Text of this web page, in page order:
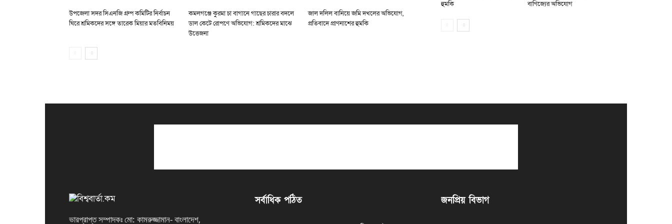
উপজেলা সদর সিএনজি গ্রুপ কমিটির নির্বাচন
ঘিরে শ্রমিকদের সঙ্গে তারেক মিয়ার মতবিনিময়
কমলগঞ্জে কুরমা চা বাগানে গাছের চারার বদলে
ডাল কেটে রোপণে অভিযোগ: শ্রমিকদের মাঝে
উত্তেজনা
জাল দলিল বানিয়ে জমি দখলের অভিযোগ,
প্রতিবাদে প্রাণনাশের হুমকি
হুমকি
বাণিজ্যের অভিযোগ
ভারপ্রাপ্ত সম্পাদকঃ মো: কামরুজ্জামান- বাংলাদেশ,
সর্বাধিক পঠিত জনপ্রিয় বিভাগ